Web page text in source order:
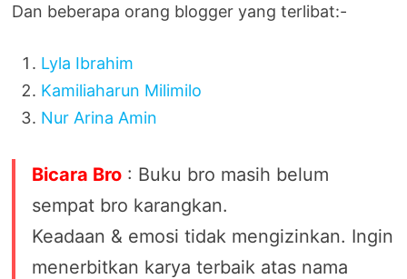
Dan beberapa orang blogger yang terlibat:-
Lyla Ibrahim
Kamiliaharun Milimilo
Nur Arina Amin
Bicara Bro : Buku bro masih belum
sempat bro karangkan.
Keadaan & emosi tidak mengizinkan. Ingin
menerbitkan karya terbaik atas nama